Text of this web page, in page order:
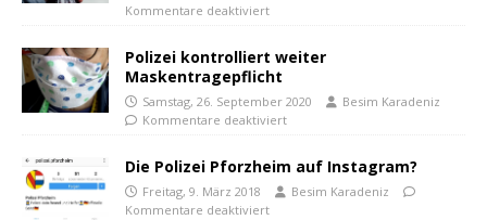
Kommentare deaktiviert
Polizei kontrolliert weiter
Maskentragepflicht
Samstag, 26. September 2020
Besim Karadeniz
Kommentare deaktiviert
Die Polizei Pforzheim auf Instagram?
Freitag, 9. März 2018
Besim Karadeniz
Kommentare deaktiviert